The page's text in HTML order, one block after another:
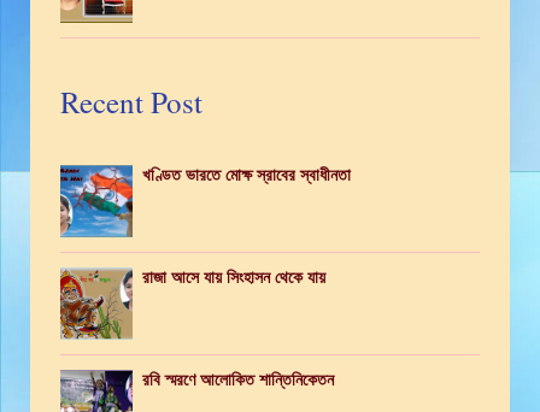
Recent Post
খণ্ডিত ভারতে মোক্ষ স্রাবের স্বাধীনতা
রাজা আসে যায় সিংহাসন থেকে যায়
রবি স্মরণে আলোকিত শান্তিনিকেতন